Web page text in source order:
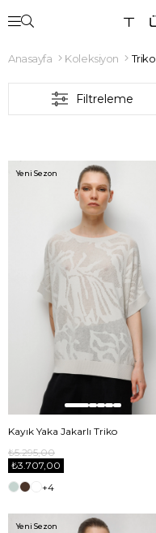
Anasayfa Koleksiyon Triko
Filtreleme
Kayık Yaka Jakarlı Triko
₺3.707,00
₺5.295,00
+4
Yeni Sezon
Yeni Sezon